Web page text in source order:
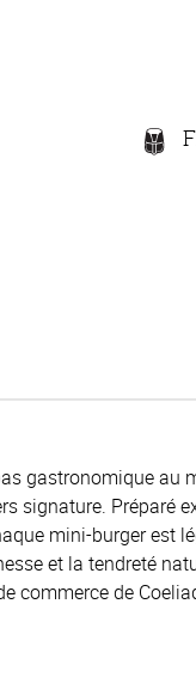
gastronomique
signature. Préparé
mini-burger est
et la tendreté
commerce de